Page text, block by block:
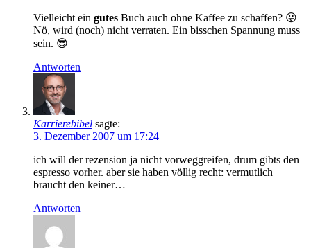
Vielleicht ein gutes Buch auch ohne Kaffee zu schaffen? 😛
Nö, wird (noch) nicht verraten. Ein bisschen Spannung muss
sein. 😎
Antworten
Karrierebibel sagte:
3. Dezember 2007 um 17:24
ich will der rezension ja nicht vorweggreifen, drum gibts den
espresso vorher. aber sie haben völlig recht: vermutlich
braucht den keiner…
Antworten